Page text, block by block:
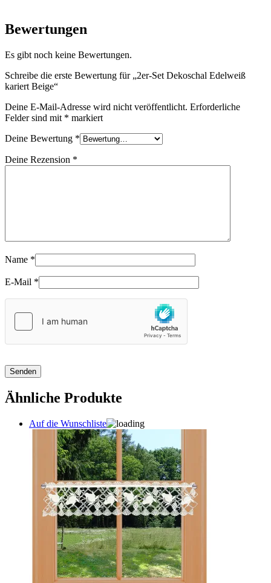
Bewertungen
Es gibt noch keine Bewertungen.
Schreibe die erste Bewertung für „2er-Set Dekoschal Edelweiß
kariert Beige“
Deine E-Mail-Adresse wird nicht veröffentlicht. Erforderliche
Felder sind mit * markiert
Deine Bewertung *
Deine Rezension *
Name *
E-Mail *
Ähnliche Produkte
Auf die Wunschliste